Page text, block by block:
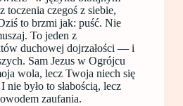
toczenia czegoś z siebie,
to brzmi jak: puść. Nie
To jeden z
duchowej dojrzałości — i
Sam Jezus w Ogrójcu
wola, lecz Twoja niech się
było to słabością, lecz
zaufania.